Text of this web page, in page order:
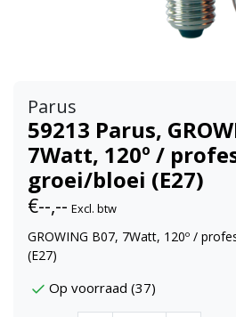
Parus
59213 Parus,
7Watt, 120º /
groei/bloei (E27)
€--,-- Excl. btw
GROWING B07, 7Watt, 120º /
(E27)
Op voorraad (37)